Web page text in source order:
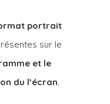
portrait
sur le
et le
du l’écran.